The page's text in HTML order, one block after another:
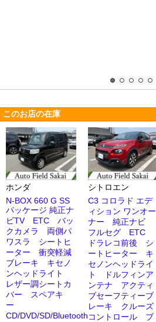
このお店の在庫
ホンダ
N-BOX 660 G SS
パッケージ 純正ナ
ビTV ETC バッ
クカメラ 両側パ
ワスラ シートヒ
ーター 衝突軽減
ブレーキ キセノ
ンヘッドライト
レザー調シートカ
バー スペアキ
ー
CD/DVD/SD/Bluetooth
シトロエン
C3 コロラド エデ
ィション ワンオー
ナー 純正ナビ
フルセグ ETC
ドラレコ前後 シ
ートヒーター キ
セノンヘッドライ
ト ドルフィンア
ンテナ アクティ
ブセーフティーブ
レーキ クルーズ
コントロール ブ